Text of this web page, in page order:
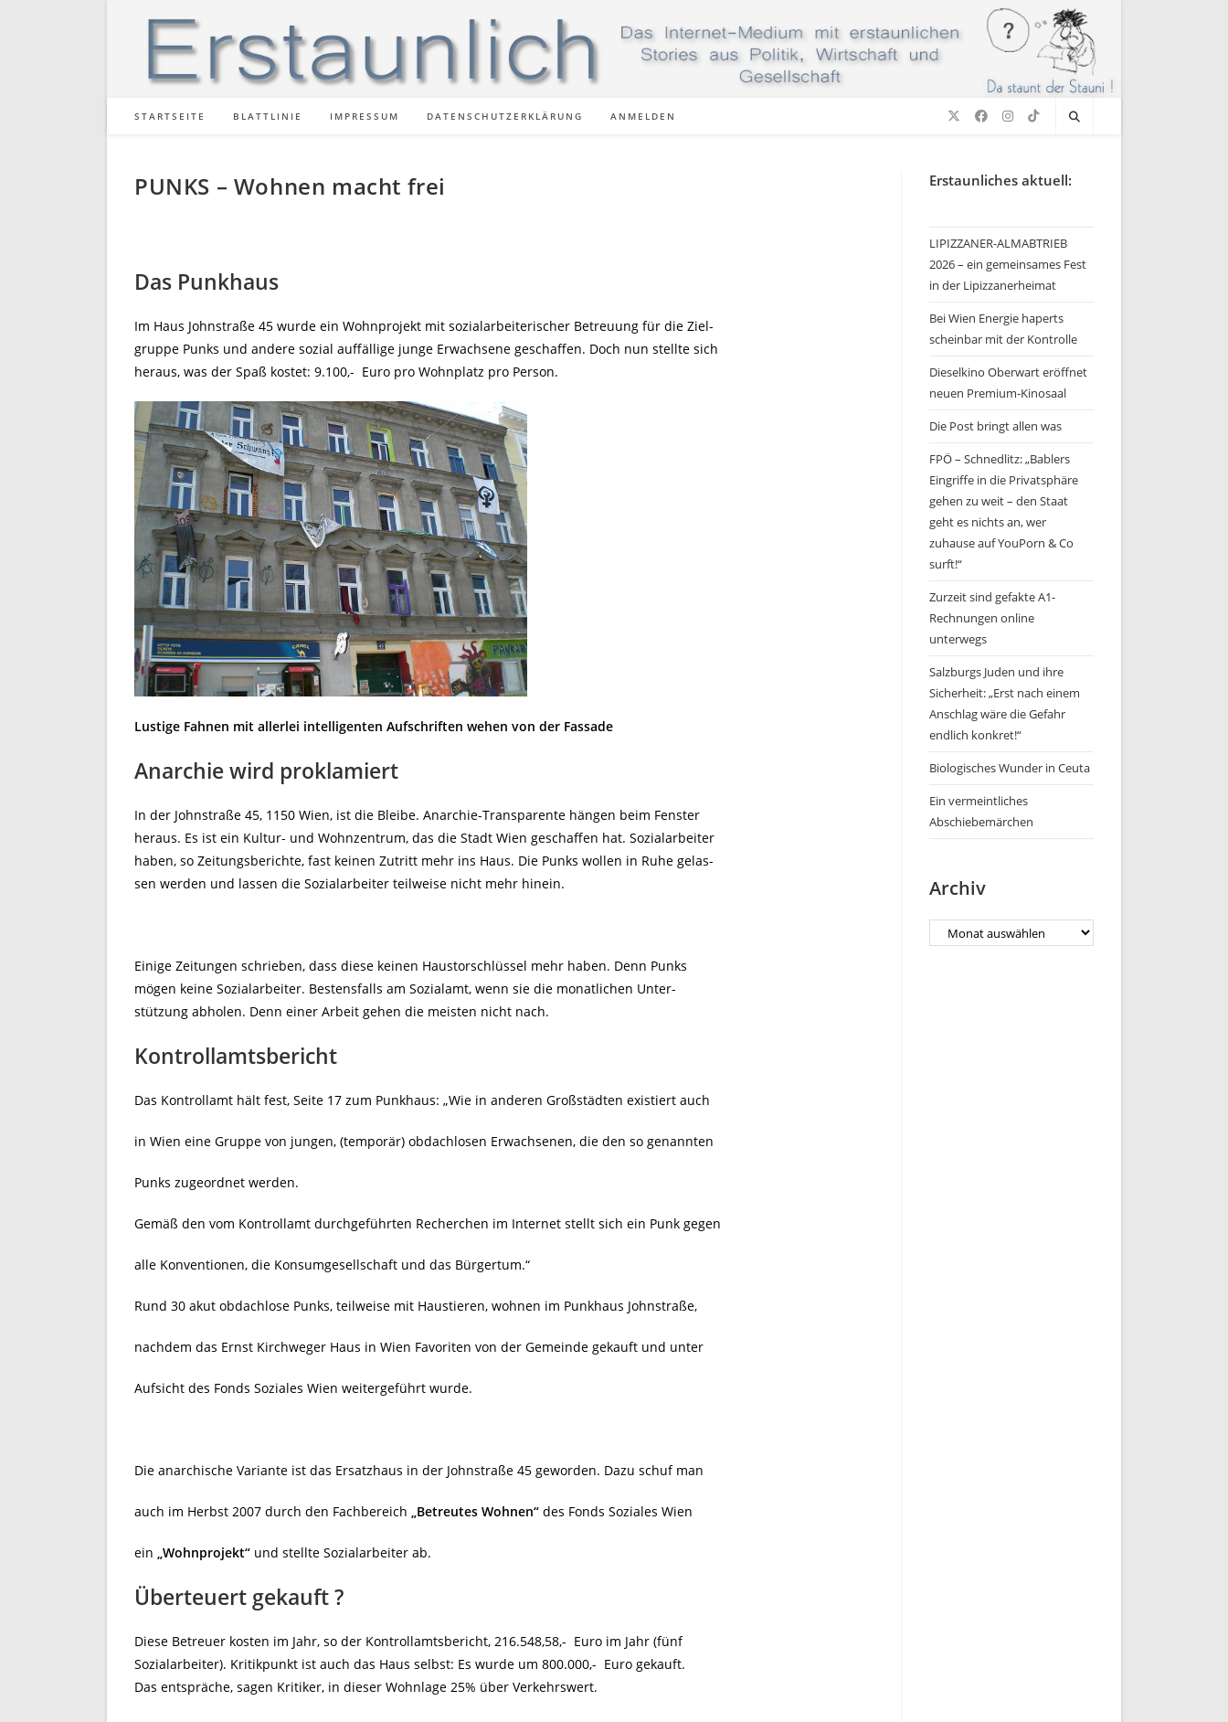
STARTSEITE BLATTLINIE IMPRESSUM DATENSCHUTZERKLÄRUNG ANMELDEN
PUNKS – Wohnen macht frei
Das Punkhaus
Im Haus Johnstraße 45 wurde ein Wohnprojekt mit sozialarbeiterischer Betreuung für die Ziel-
gruppe Punks und andere sozial auffällige junge Erwachsene geschaffen. Doch nun stellte sich
heraus, was der Spaß kostet: 9.100,- Euro pro Wohnplatz pro Person.
Lustige Fahnen mit allerlei intelligenten Aufschriften wehen von der Fassade
Anarchie wird proklamiert
In der Johnstraße 45, 1150 Wien, ist die Bleibe. Anarchie-Transparente hängen beim Fenster
heraus. Es ist ein Kultur- und Wohnzentrum, das die Stadt Wien geschaffen hat. Sozialarbeiter
haben, so Zeitungsberichte, fast keinen Zutritt mehr ins Haus. Die Punks wollen in Ruhe gelas-
sen werden und lassen die Sozialarbeiter teilweise nicht mehr hinein.
Einige Zeitungen schrieben, dass diese keinen Haustorschlüssel mehr haben. Denn Punks
mögen keine Sozialarbeiter. Bestensfalls am Sozialamt, wenn sie die monatlichen Unter-
stützung abholen. Denn einer Arbeit gehen die meisten nicht nach.
Kontrollamtsbericht
Das Kontrollamt hält fest, Seite 17 zum Punkhaus: „Wie in anderen Großstädten existiert auch
in Wien eine Gruppe von jungen, (temporär) obdachlosen Erwachsenen, die den so genannten
Punks zugeordnet werden.
Gemäß den vom Kontrollamt durchgeführten Recherchen im Internet stellt sich ein Punk gegen
alle Konventionen, die Konsumgesellschaft und das Bürgertum.“
Rund 30 akut obdachlose Punks, teilweise mit Haustieren, wohnen im Punkhaus Johnstraße,
nachdem das Ernst Kirchweger Haus in Wien Favoriten von der Gemeinde gekauft und unter
Aufsicht des Fonds Soziales Wien weitergeführt wurde.
Die anarchische Variante ist das Ersatzhaus in der Johnstraße 45 geworden. Dazu schuf man
auch im Herbst 2007 durch den Fachbereich „Betreutes Wohnen“ des Fonds Soziales Wien
ein „Wohnprojekt“ und stellte Sozialarbeiter ab.
Überteuert gekauft ?
Diese Betreuer kosten im Jahr, so der Kontrollamtsbericht, 216.548,58,- Euro im Jahr (fünf
Sozialarbeiter). Kritikpunkt ist auch das Haus selbst: Es wurde um 800.000,- Euro gekauft.
Das entspräche, sagen Kritiker, in dieser Wohnlage 25% über Verkehrswert.
Erstaunliches aktuell:
LIPIZZANER-ALMABTRIEB
2026 – ein gemeinsames Fest
in der Lipizzanerheimat
Bei Wien Energie haperts
scheinbar mit der Kontrolle
Dieselkino Oberwart eröffnet
neuen Premium-Kinosaal
Die Post bringt allen was
FPÖ – Schnedlitz: „Bablers
Eingriffe in die Privatsphäre
gehen zu weit – den Staat
geht es nichts an, wer
zuhause auf YouPorn & Co
surft!“
Zurzeit sind gefakte A1-
Rechnungen online
unterwegs
Salzburgs Juden und ihre
Sicherheit: „Erst nach einem
Anschlag wäre die Gefahr
endlich konkret!“
Biologisches Wunder in Ceuta
Ein vermeintliches
Abschiebemärchen
Archiv
Archiv